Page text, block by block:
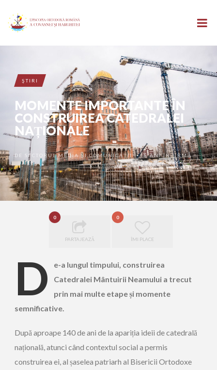
ŞTIRI
MOMENTE IMPORTANTE ÎN
CONSTRUIREA CATEDRALEI
NAȚIONALE
DE SECTORUL MEDIA ȘI COMUNICAȚII •8 ANI ÎN URMĂ
0
PARTAJEAZĂ
0
ÎMI PLACE
D
e-a lungul timpului, construirea
Catedralei Mântuirii Neamului a trecut
prin mai multe etape și momente
semnificative.
După aproape 140 de ani de la apariția ideii de catedrală
națională, atunci când contextul social a permis
construirea ei, al șaselea patriarh al Bisericii Ortodoxe